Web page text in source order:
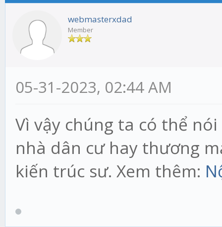
webmasterxdad
Member
05-31-2023, 02:44 AM
Vì vậy chúng ta có thể
nhà dân cư hay thương
kiến trúc sư. Xem thêm: